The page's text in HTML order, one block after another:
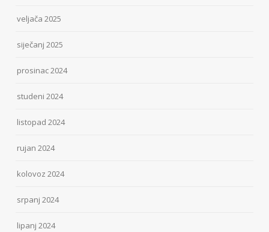
veljača 2025
siječanj 2025
prosinac 2024
studeni 2024
listopad 2024
rujan 2024
kolovoz 2024
srpanj 2024
lipanj 2024